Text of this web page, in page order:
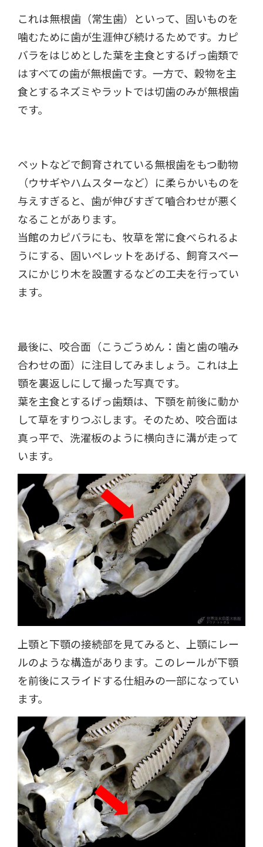
これは無根歯（常生歯）といって、固いものを
噛むために歯が生涯伸び続けるためです。カピ
バラをはじめとした葉を主食とするげっ歯類で
はすべての歯が無根歯です。一方で、穀物を主
食とするネズミやラットでは切歯のみが無根歯
です。
ペットなどで飼育されている無根歯をもつ動物
（ウサギやハムスターなど）に柔らかいものを
与えすぎると、歯が伸びすぎて嚙合わせが悪く
なることがあります。
当館のカピバラにも、牧草を常に食べられるよ
うにする、固いペレットをあげる、飼育スペー
スにかじり木を設置するなどの工夫を行ってい
ます。
最後に、咬合面（こうごうめん：歯と歯の噛み
合わせの面）に注目してみましょう。これは上
顎を裏返しにして撮った写真です。
葉を主食とするげっ歯類は、下顎を前後に動か
して草をすりつぶします。そのため、咬合面は
真っ平で、洗濯板のように横向きに溝が走って
います。
上顎と下顎の接続部を見てみると、上顎にレー
ルのような構造があります。このレールが下顎
を前後にスライドする仕組みの一部になってい
ます。